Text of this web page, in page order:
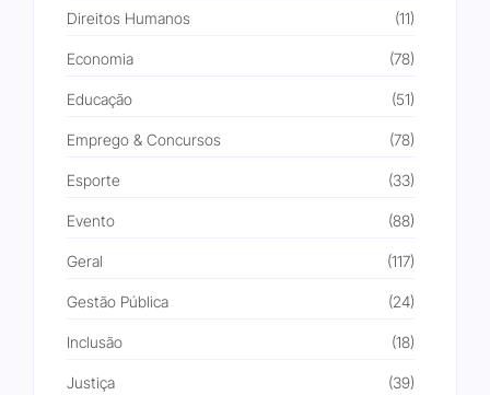
Direitos Humanos (11)
Economia (78)
Educação (51)
Emprego & Concursos (78)
Esporte (33)
Evento (88)
Geral (117)
Gestão Pública (24)
Inclusão (18)
Justiça (39)